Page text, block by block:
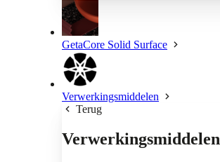
GetaCore Solid Surface
Verwerkingsmiddelen
Terug
Verwerkingsmiddelen